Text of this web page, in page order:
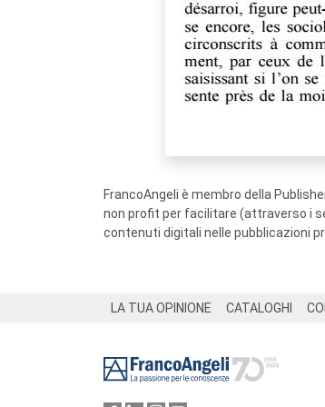
FrancoAngeli è membro della
non profit per facilitare (attraverso i
contenuti digitali nelle pubblicazioni
LA TUA OPINIONE CATALOGHI